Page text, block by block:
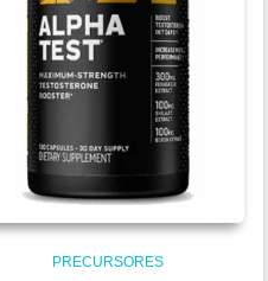
PRECURSORES